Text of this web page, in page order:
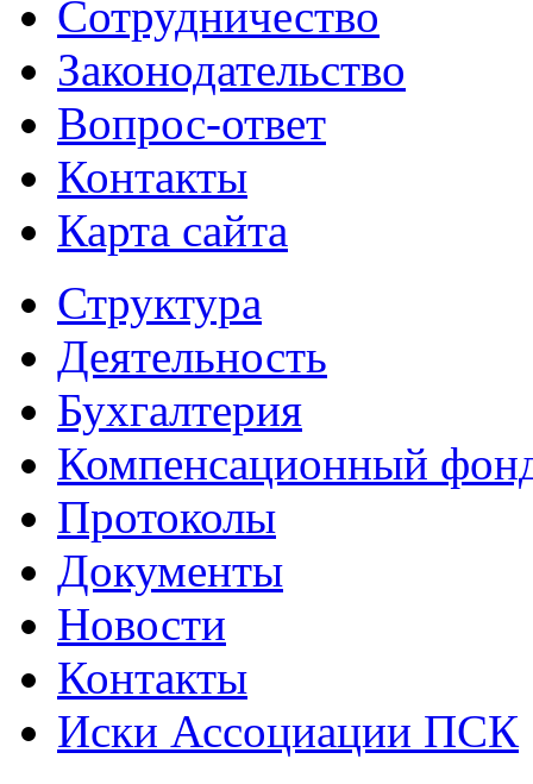
Сотрудничество
Законодательство
Вопрос-ответ
Контакты
Карта сайта
Структура
Деятельность
Бухгалтерия
Компенсационный
Протоколы
Документы
Новости
Контакты
Иски Ассоциации ПСК